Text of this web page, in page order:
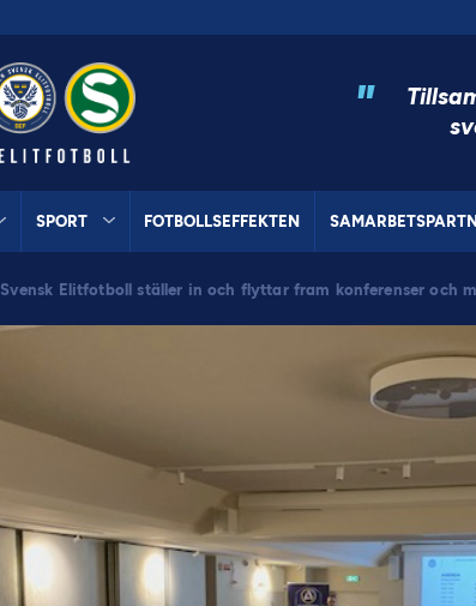
"
SPORT FOTBOLLSEFFEKTEN
Svensk Elitfotboll ställer in och flyttar fram konferenser och